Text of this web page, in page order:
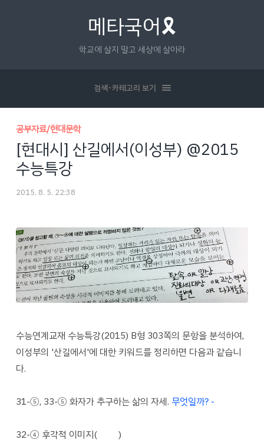
메타국어🎗
학교에 살지 말고 세상에 살아라
검색･카테고리 보기
공부자료/현대문학
[현대시] 산길에서(이성부) @2015
수능특강
2015. 8. 5. 22:38
수능연계교재 수능특강(2015) B형 303쪽의 문항을 분석하여,
이성부의 '산길에서'에 대한 키워드를 정리하면 다음과 같습니
다.
31-⑤, 33-⑤ 화자가 추구하는 삶의 자세. 무엇일까? -
32-④ 후각적 이미지('내음' )